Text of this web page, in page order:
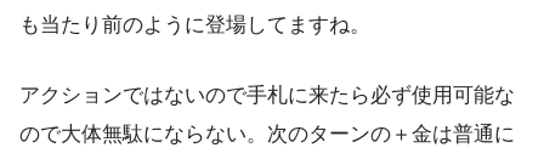
も当たり前のように登場してますね。
アクションではないので手札に来たら必ず使用可能な
ので大体無駄にならない。次のターンの＋金は普通に